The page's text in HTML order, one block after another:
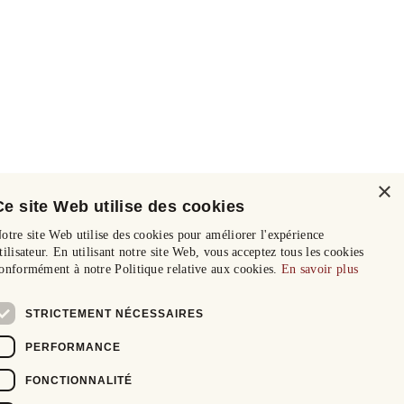
×
site Web utilise des cookies
site Web utilise des cookies pour améliorer l'expérience
En utilisant notre site Web, vous acceptez tous les cookies
à notre Politique relative aux cookies. En savoir plus
STRICTEMENT NÉCESSAIRES
PERFORMANCE
FONCTIONNALITÉ